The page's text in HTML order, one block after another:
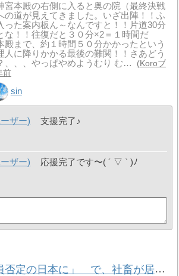
宮本殿の右側に入ると奥の院（最終決戦
の道が見えてきました。いざ出陣！！ふ
った案内板ん～なんですと！！片道30分
な！！往復だと３０分×2＝１時間だ
殿まで、約１時間５０分かかったという
人に降りかかる最後の難関！！さあどう
、、、やっぱやめようむり む…
Koroブ
前
sin
ザー) 支援完了♪
ザー) 応援完了です〜( ´ ▽ ` )ﾉ
「モーレツ社員否定の日本に」 で、社畜が居なくなるか